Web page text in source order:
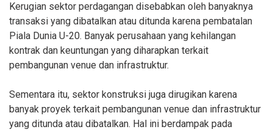
Kerugian sektor perdagangan disebabkan oleh banyaknya
transaksi yang dibatalkan atau ditunda karena pembatalan
Piala Dunia U-20. Banyak perusahaan yang kehilangan
kontrak dan keuntungan yang diharapkan terkait
pembangunan venue dan infrastruktur.
Sementara itu, sektor konstruksi juga dirugikan karena
banyak proyek terkait pembangunan venue dan infrastruktur
yang ditunda atau dibatalkan. Hal ini berdampak pada